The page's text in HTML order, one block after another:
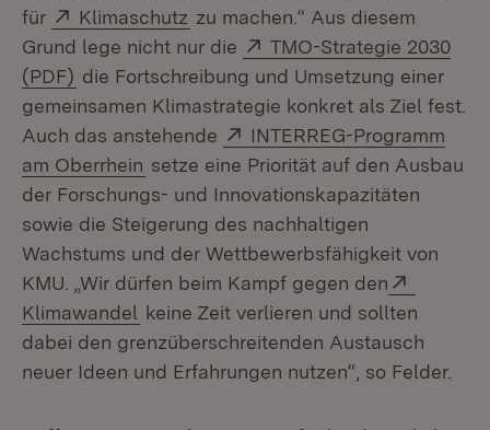
für
Extern:
Klimaschutz (Öffnet in neuem Fenster)
zu machen.“ Aus diesem
Grund lege nicht nur die
Extern:
TMO-Strategie 2030
(PDF) (Öffnet in neuem Fenster)
die Fortschreibung und Umsetzung einer
gemeinsamen Klimastrategie konkret als Ziel fest.
Auch das anstehende
Extern:
INTERREG-Programm
am Oberrhein (Öffnet in neuem Fenster)
setze eine Priorität auf den Ausbau
der Forschungs- und Innovationskapazitäten
sowie die Steigerung des nachhaltigen
Wachstums und der Wettbewerbsfähigkeit von
KMU. „Wir dürfen beim Kampf gegen den
Klimawandel (Öffnet in neuem Fenster)
keine Zeit verlieren und sollten
dabei den grenzüberschreitenden Austausch
neuer Ideen und Erfahrungen nutzen“, so Felder.